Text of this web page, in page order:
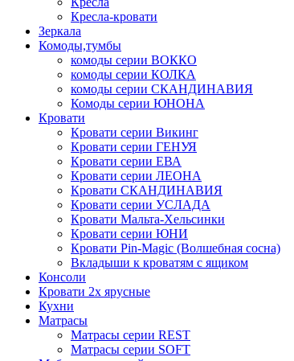
Кресла-кровати
Зеркала
Комоды,тумбы
комоды серии ВОККО
комоды серии КОЛКА
комоды серии СКАНДИНАВИЯ
Комоды серии ЮНОНА
Кровати
Кровати серии Викинг
Кровати серии ГЕНУЯ
Кровати серии ЕВА
Кровати серии ЛЕОНА
Кровати СКАНДИНАВИЯ
Кровати серии УСЛАДА
Кровати Мальта-Хельсинки
Кровати серии ЮНИ
Кровати Pin-Magic (Волшебная сосна)
Вкладыши к кроватям с ящиком
Консоли
Кровати 2х ярусные
Кухни
Матрасы
Матрасы серии REST
Матрасы серии SOFT